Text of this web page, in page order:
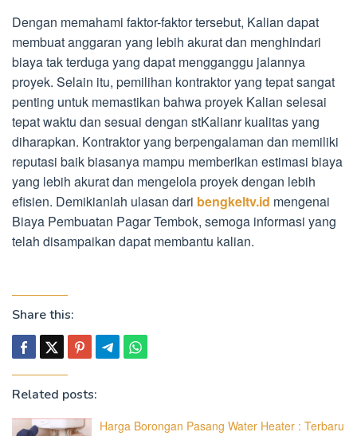
Dengan memahami faktor-faktor tersebut, Kalian dapat
membuat anggaran yang lebih akurat dan menghindari
biaya tak terduga yang dapat mengganggu jalannya
proyek. Selain itu, pemilihan kontraktor yang tepat sangat
penting untuk memastikan bahwa proyek Kalian selesai
tepat waktu dan sesuai dengan stKalianr kualitas yang
diharapkan. Kontraktor yang berpengalaman dan memiliki
reputasi baik biasanya mampu memberikan estimasi biaya
yang lebih akurat dan mengelola proyek dengan lebih
efisien. Demikianlah ulasan dari bengkeltv.id mengenai
Biaya Pembuatan Pagar Tembok, semoga informasi yang
telah disampaikan dapat membantu kalian.
Share this:
Related posts:
Harga Borongan Pasang Water Heater : Terbaru